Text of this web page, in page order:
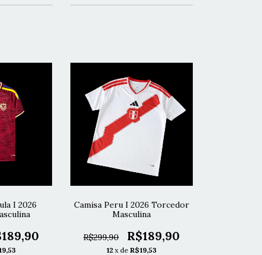
I 2026
Camisa Peru I 2026 Torcedor
Masculina
R$299,90 R$189,90
12 x de R$19,53